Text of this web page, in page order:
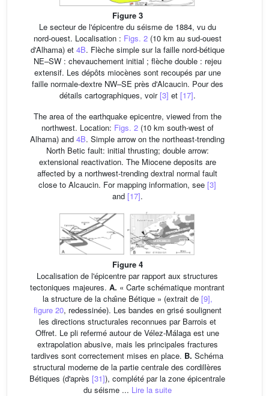
Figure 3
Le secteur de l'épicentre du séisme de 1884, vu du
nord-ouest. Localisation : Figs. 2(10 km au sud-ouest
d'Alhama) et 4B. Flèche simple sur la faille nord-bétique
NE–SW : chevauchement initial ; flèche double : rejeu
extensif. Les dépôts miocènes sont recoupés par une
faille normale-dextre NW–SE près d'Alcaucin. Pour des
détails cartographiques, voir[3] et [17].
The area of the earthquake epicentre, viewed from the
northwest. Location: Figs. 2(10 km south-west of
Alhama) and 4B. Simple arrow on the northeast-trending
North Betic fault: initial thrusting; double arrow:
extensional reactivation. The Miocene deposits are
affected by a northwest-trending dextral normal fault
close to Alcaucin. For mapping information, see [3]
and [17].
Figure 4
Localisation de l'épicentre par rapport aux structures
tectoniques majeures. A. « Carte schématique montrant
la structure de la chaı̂ne Bétique » (extrait de [9],
figure 20, redessinée). Les bandes en grisé soulignent
les directions structurales reconnues par Barrois et
Offret. Le pli refermé autour de Vélez-Málaga est une
extrapolation abusive, mais les principales fractures
tardives sont correctement mises en place. B. Schéma
structural moderne de la partie centrale des cordillères
Bétiques (d'après [31]), complété par la zone épicentrale
du séisme ... Lire la suite